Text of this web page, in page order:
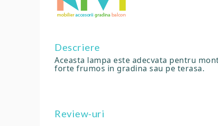
Descriere
Aceasta lampa este adecvata pentru
forte frumos in gradina sau pe terasa.
Review-uri